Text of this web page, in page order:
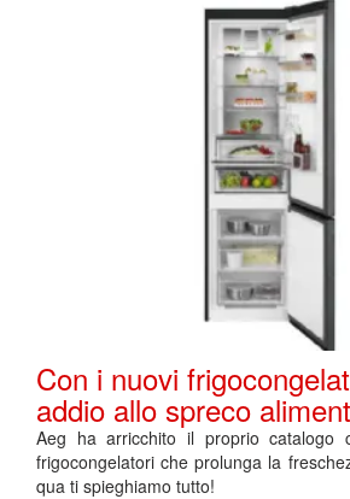
Con i nuovi
addio allo spreco
Aeg ha arricchito il proprio catalogo
frigocongelatori che prolunga la
qua ti spieghiamo tutto!